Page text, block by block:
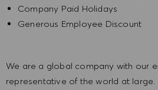
Company Paid Holidays
Generous Employee Discount
We are a global company with our
representative of the world at large.